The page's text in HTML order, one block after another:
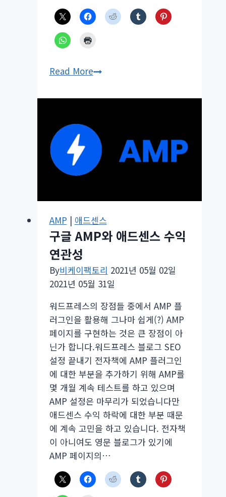
Read More티
토
로
애
전
면
수
익
을
위
한
작
은
팁
AMP | 애드센스
구글 AMP와 애드센스 수익
연관성
By비케이팩토리 2021년 05월 02일
2021년 05월 31일
워드프레스의 장점들 중에서 AMP 플
러그인을 활용해 그나마 쉽게(?) AMP
페이지를 구현하는 것은 큰 장점이 아
닌가 합니다.워드프레스 블로그 SEO
설정 끝내기 전자책에 AMP 플러그인
에 대한 부분을 추가하기 위해 AMP를
몇 개월 계속 테스트를 하고 있으며
AMP 설정은 마무리가 되었습니다만
애드센스 수익 하락에 대한 부분 때문
에 계속 고민을 하고 있습니다. 전자책
이 아니여도 영문 블로그가 있기에
AMP 페이지의…